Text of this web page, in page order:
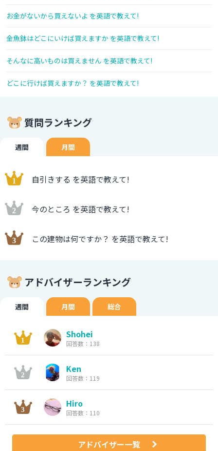
お金がないから買えないよ を英語で教えて!
金魚鉢はどこにいけば買えますか を英語で教えて!
そんなに高いものは買えません を英語で教えて!
どこに行けば買えますか？ を英語で教えて!
質問ランキング
週間 月間
自引きする を英語で教えて!
今のところ を英語で教えて!
この建物は何ですか？ を英語で教えて!
アドバイザーランキング
週間 月間 総合
Shohei
回答数：138
Ken
回答数：119
Hiro
回答数：110
アドバイザー一覧